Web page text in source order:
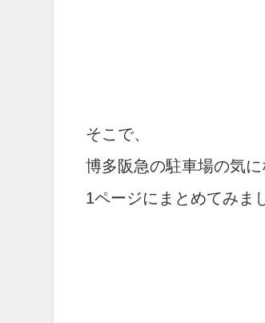
そこで、
博多阪急の駐車場の気
1ページにまとめてみま